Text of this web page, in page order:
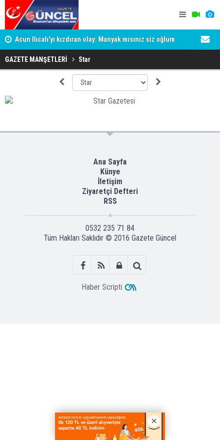
Acun Ilıcalı'yı kızdıran olay: Manyak mısınız siz oğlum
ya?
GAZETE MANŞETLERİ Star
Ana Sayfa
Künye
İletişim
Ziyaretçi Defteri
RSS
0532 235 71 84
Tüm Hakları Saklıdır © 2016 Gazete Güncel
Haber Scripti